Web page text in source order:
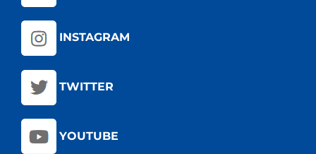
INSTAGRAM
TWITTER
YOUTUBE